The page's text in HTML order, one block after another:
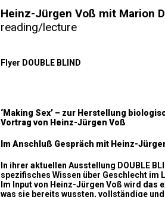
Heinz-Jürgen Voß mit Marion
reading/lecture
Flyer DOUBLE BLIND
‘Making Sex’ – zur Herstellung
Vortrag von Heinz-Jürgen Voß
Im Anschluß Gespräch mit Heinz-
In ihrer aktuellen Ausstellung DOUBLE
spezifisches Wissen über Geschlecht im
Im Input von Heinz-Jürgen Voß wird
was sie bereits wussten, vollständige